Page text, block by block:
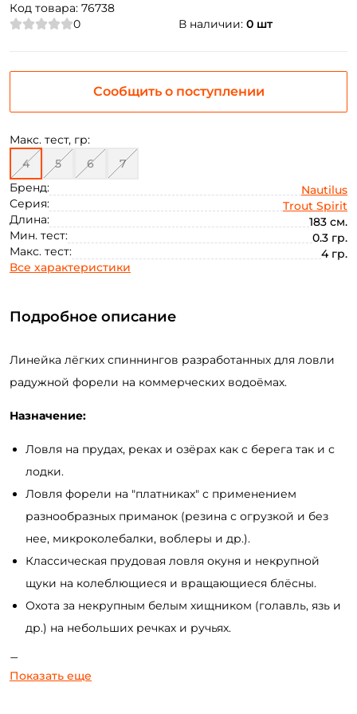
Код товара: 76738
0
В наличии: 0 шт
Макс. тест, гр:
4
5 6
7
Бренд:
Nautilus
Серия:
Trout Spirit
Длина:
183 см.
Мин. тест:
0.3 гр.
Макс. тест:
4 гр.
Все характеристики
Сообщить о поступлении
Подробное описание
Линейка лёгких спиннингов разработанных для ловли
радужной форели на коммерческих водоёмах.
Назначение:
Ловля на прудах, реках и озёрах как с берега так и с
лодки.
Ловля форели на "платниках" с применением
разнообразных приманок (резина с огрузкой и без
нее, микроколебалки, воблеры и др.).
Классическая прудовая ловля окуня и некрупной
щуки на колеблющиеся и вращающиеся блёсны.
Охота за некрупным белым хищником (голавль, язь и
др.) на небольших речках и ручьях.
Преимущества:
Показать еще